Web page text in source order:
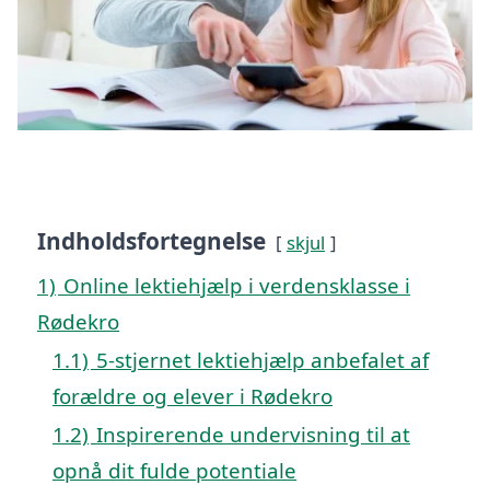
Indholdsfortegnelse skjul
1) Online lektiehjælp i verdensklasse i
Rødekro
1.1) 5-stjernet lektiehjælp anbefalet af
forældre og elever i Rødekro
1.2) Inspirerende undervisning til at
opnå dit fulde potentiale